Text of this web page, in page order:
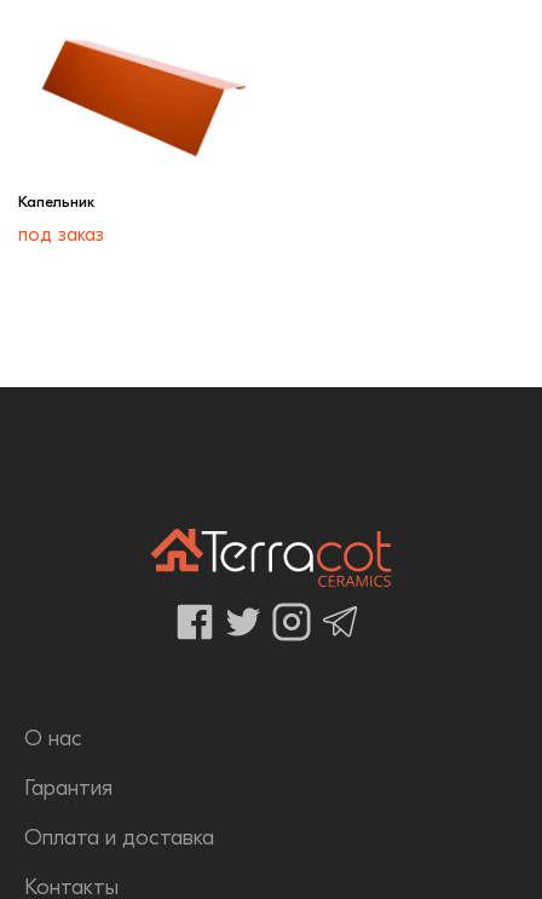
Капельник
под заказ
О нас
Гарантия
Оплата и доставка
Контакты